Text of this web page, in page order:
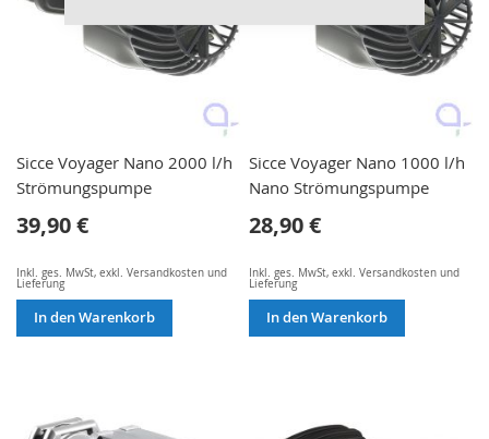
Sicce Voyager Nano 2000 l/h
Strömungspumpe
39,90 €
Inkl. ges. MwSt, exkl. Versandkosten und
Lieferung
In den Warenkorb
Sicce Voyager Nano 1000 l/h
Nano Strömungspumpe
28,90 €
Inkl. ges. MwSt,exkl.Versandkosten und
Lieferung
In den Warenkorb